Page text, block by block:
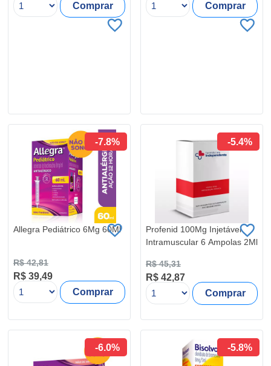
Comprar
Comprar
-7.8%
Allegra Pediátrico 6Mg 60Ml
R$ 42,81
R$ 39,49
Comprar
-5.4%
Profenid 100Mg Injetável
Intramuscular 6 Ampolas 2Ml
R$ 45,31
R$ 42,87
Comprar
-6.0% -5.8%